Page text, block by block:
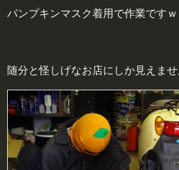
パンプキンマスク着用で作業ですｗ
随分と怪しげなお店にしか見えませ